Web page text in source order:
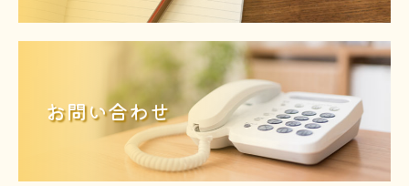
お問い合わせ